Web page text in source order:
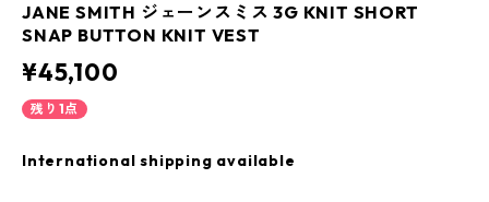
JANE SMITH ジェーンスミス 3G KNIT SHORT
SNAP BUTTON KNIT VEST
¥45,100
残り1点
International shipping available